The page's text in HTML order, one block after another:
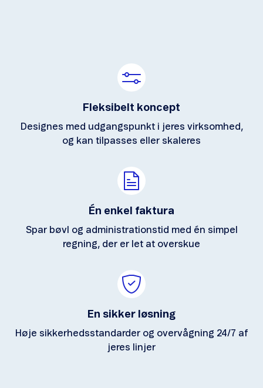
Fleksibelt koncept
Designes med udgangspunkt i jeres virksomhed,
og kan tilpasses eller skaleres
Én enkel faktura
Spar bøvl og administrationstid med én simpel
regning, der er let at overskue
En sikker løsning
Høje sikkerhedsstandarder og overvågning 24/7 af
jeres linjer